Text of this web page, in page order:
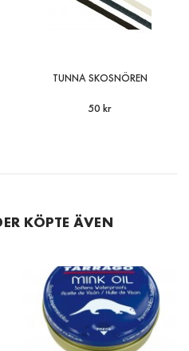
TUNNA SKOSNÖREN
50 kr
KÖPTE ÄVEN